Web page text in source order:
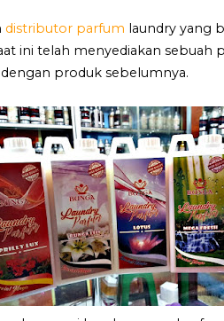
distributor parfum laundry yang
ini telah menyediakan sebuah
produk sebelumnya.